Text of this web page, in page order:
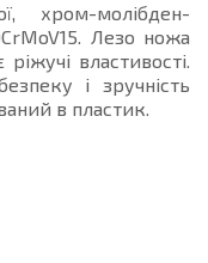
хром-молібден-
Лезо ножа
властивості.
і зручність
в пластик.